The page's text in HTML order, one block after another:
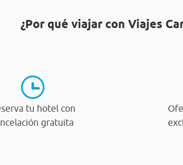
¿Por qué viajar con Viajes
tu hotel con
gratuita